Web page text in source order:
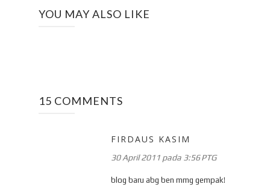
YOU MAY ALSO LIKE
15 COMMENTS
FIRDAUS KASIM
30 April 2011 pada 3:56 PTG
blog baru abg ben mmg gempak!